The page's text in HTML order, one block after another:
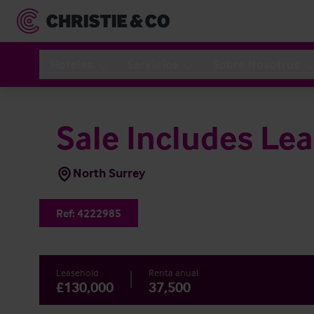
Sale Includes
North Surrey
Ref: 4222985
Leasehold
£130,000
Renta anual
37,500